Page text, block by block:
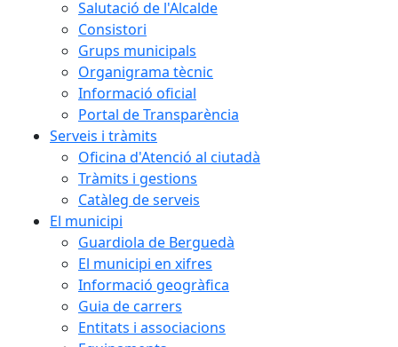
Salutació de l'Alcalde
Consistori
Grups municipals
Organigrama tècnic
Informació oficial
Portal de Transparència
Serveis i tràmits
Oficina d'Atenció al ciutadà
Tràmits i gestions
Catàleg de serveis
El municipi
Guardiola de Berguedà
El municipi en xifres
Informació geogràfica
Guia de carrers
Entitats i associacions